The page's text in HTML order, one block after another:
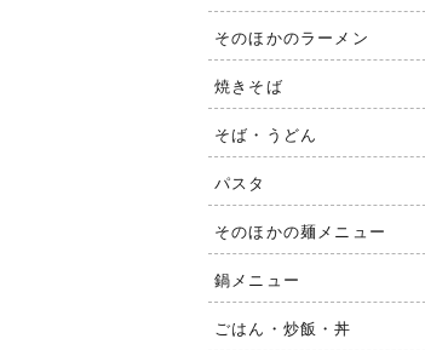
そのほかのラーメン
焼きそば
そば・うどん
パスタ
そのほかの麺メニュー
鍋メニュー
ごはん・炒飯・丼